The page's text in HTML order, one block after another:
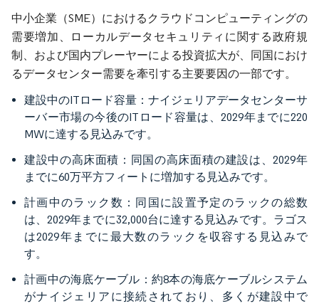
中小企業（SME）におけるクラウドコンピューティングの
需要増加、ローカルデータセキュリティに関する政府規
制、および国内プレーヤーによる投資拡大が、同国におけ
るデータセンター需要を牽引する主要要因の一部です。
建設中のITロード容量：ナイジェリアデータセンターサ
ーバー市場の今後のITロード容量は、2029年までに220
MWに達する見込みです。
建設中の高床面積：同国の高床面積の建設は、2029年
までに60万平方フィートに増加する見込みです。
計画中のラック数：同国に設置予定のラックの総数
は、2029年までに32,000台に達する見込みです。ラゴス
は2029年までに最大数のラックを収容する見込みで
す。
計画中の海底ケーブル：約8本の海底ケーブルシステム
がナイジェリアに接続されており、多くが建設中で